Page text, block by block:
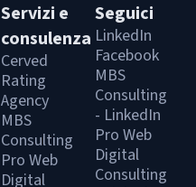
Servizi e
consulenza
Cerved
Rating
Agency
MBS
Consulting
Pro Web
Digital
Seguici
LinkedIn
Facebook
MBS
Consulting
- LinkedIn
Pro Web
Digital
Consulting